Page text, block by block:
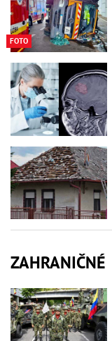
FOTO
ZAHRANIČNÉ